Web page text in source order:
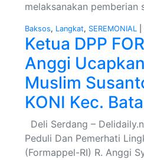
melaksanakan pemberian
Baksos, Langkat, SEREMONIAL
Ketua DPP
Anggi
Muslim
KONI Kec.
Deli Serdang –
Peduli Dan Pemerhati
(Formappel-RI) R. Anggi